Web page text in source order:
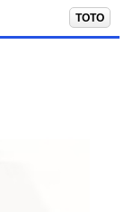
TOTO